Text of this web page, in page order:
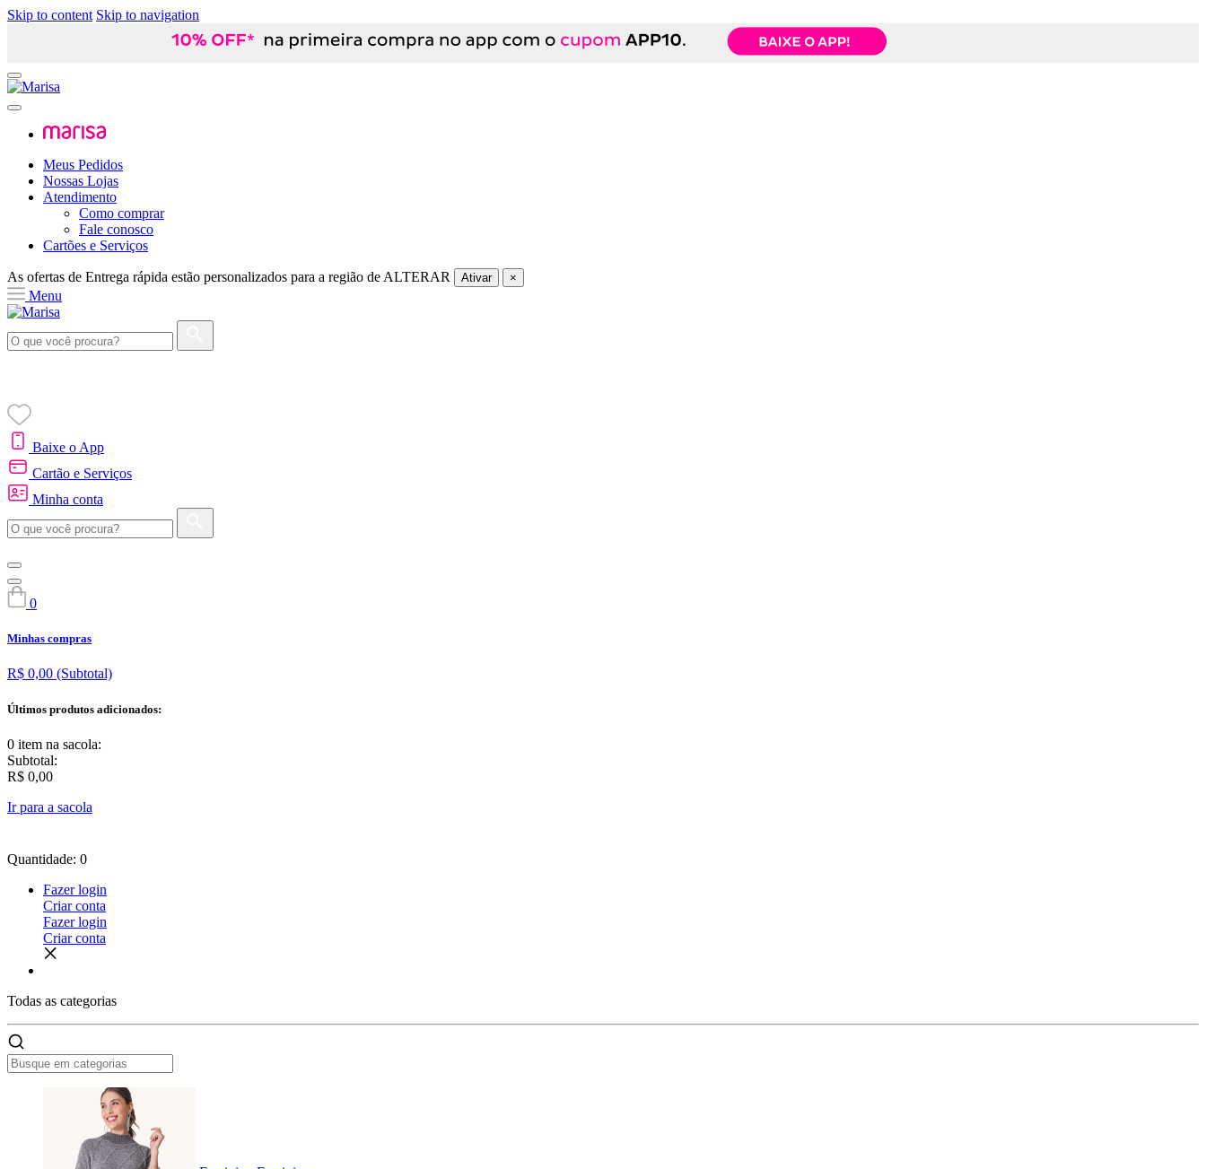
Skip to content Skip to navigation
Meus Pedidos
Nossas Lojas
Atendimento
Como comprar
Fale conosco
Cartões e Serviços
As ofertas de Entrega rápida estão personalizados para a região de ALTERAR Ativar ×
Menu
Baixe o App
Cartão e Serviços
Minha conta
0
Minhas compras
R$ 0,00 (Subtotal)
Últimos produtos adicionados:
0 item na sacola:
Subtotal:
R$ 0,00
Ir para a sacola
Quantidade: 0
Fazer login
Criar conta
Fazer login
Criar conta
Todas as categorias